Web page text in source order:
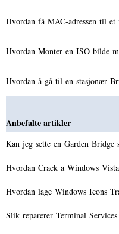
Hvordan få MAC-adressen til
Hvordan Monter en ISO bilde
Hvordan å gå til en stasjonær
Anbefalte artikler
Kan jeg sette en Garden Bridge
Hvordan Crack a Windows
Hvordan lage Windows Icons
Slik reparerer Terminal